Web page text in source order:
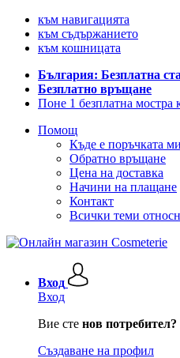
към навигацията
към съдържанието
към кошницата
България: Безплатна
Безплатно връщане
Поне 1 безплатна мостра
Помощ
Къде е поръчката
Обратно връщане
Цена на доставка
Начини на плащане
Контакт
Всички теми
Вход
Вход
Вие сте нов потребител?
Създаване на профил